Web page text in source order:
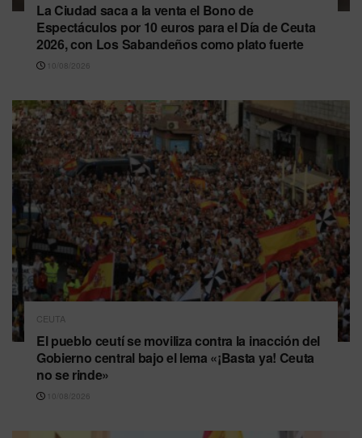
La Ciudad saca a la venta el Bono de
Espectáculos por 10 euros para el Día de Ceuta
2026, con Los Sabandeños como plato fuerte
10/08/2026
CEUTA
El pueblo ceutí se moviliza contra la inacción del
Gobierno central bajo el lema «¡Basta ya! Ceuta
no se rinde»
10/08/2026